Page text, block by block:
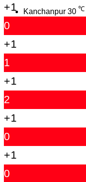
Kanchanpur 30 ℃
+1
0
+1
1
+1
2
+1
0
+1
0